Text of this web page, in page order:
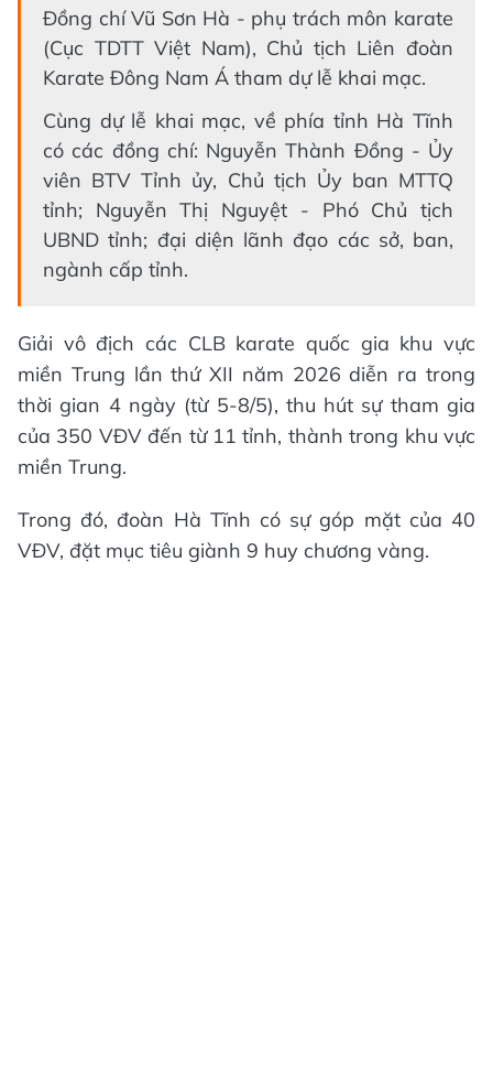
Đồng chí Vũ Sơn Hà - phụ trách môn karate
(Cục TDTT Việt Nam), Chủ tịch Liên đoàn
Karate Đông Nam Á tham dự lễ khai mạc.
Cùng dự lễ khai mạc, về phía tỉnh Hà Tĩnh
có các đồng chí: Nguyễn Thành Đồng - Ủy
viên BTV Tỉnh ủy, Chủ tịch Ủy ban MTTQ
tỉnh; Nguyễn Thị Nguyệt - Phó Chủ tịch
UBND tỉnh; đại diện lãnh đạo các sở, ban,
ngành cấp tỉnh.
Giải vô địch các CLB karate quốc gia khu vực
miền Trung lần thứ XII năm 2026 diễn ra trong
thời gian 4 ngày (từ 5-8/5), thu hút sự tham gia
của 350 VĐV đến từ 11 tỉnh, thành trong khu vực
miền Trung.
Trong đó, đoàn Hà Tĩnh có sự góp mặt của 40
VĐV, đặt mục tiêu giành 9 huy chương vàng.